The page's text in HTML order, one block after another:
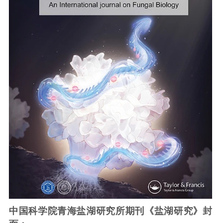
中国科学院青海盐湖研究所期刊《盐湖研究》封